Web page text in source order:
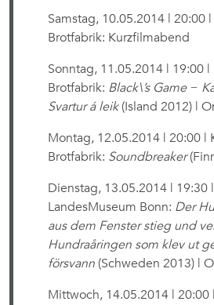
Samstag, 10.05.2014 | 20:00
Brotfabrik: Kurzfilmabend
Sonntag, 11.05.2014 | 19:00
Brotfabrik: Black\’s Game −
Svartur á leik(Island 2012) |
Montag, 12.05.2014 | 20:00 |
Brotfabrik: Soundbreaker
Dienstag, 13.05.2014 | 19:30 |
LandesMuseum Bonn: Der
aus dem Fenster stieg und
Hundraåringen som klev ut
försvann (Schweden 2013) |
Mittwoch, 14.05.2014 | 20:00